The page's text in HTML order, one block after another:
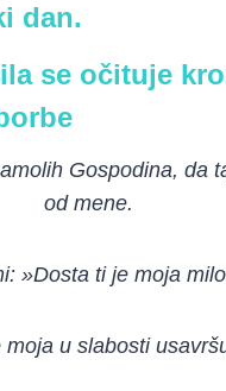
dan.
se očituje
Gospodina, da
od mene.
»Dosta ti je moja
moja u slabosti